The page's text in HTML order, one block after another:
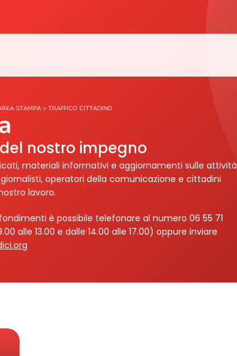
STAMPA > TRAFFICO CITTADINO
nostro impegno
materiali informativi e aggiornamenti sulle attività
operatori della comunicazione e cittadini
lavoro.
è possibile telefonare al numero 06 55 71
alle 13.00 e dalle 14.00 alle 17.00) oppure inviare